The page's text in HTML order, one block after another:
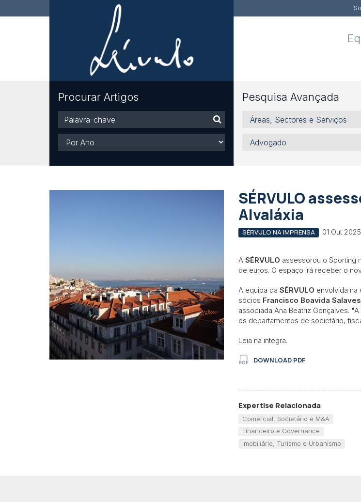
Procurar Artigos
Palavra-
chave
Ano
Pesquisa Avançada
Áreas,
Sectores
Serviços
Advogado
SÉRVULO
Alvaláxia
SÉRVULO NA IMPRENSA 01 Out 2025
A SÉRVULO assessorou o Sporting
de euros. O espaço irá receber o
A equipa da SÉRVULO envolvida na
sócios Francisco Boavida
associada Ana Beatriz Gonçalves.
os departamentos de societário,
Leia na integra.
DOWNLOAD PDF
Expertise Relacionada
Comercial, Societário e M&A
Financeiro e Governance
Imobiliário, Turismo e Urbanismo